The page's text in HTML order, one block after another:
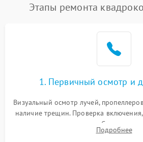
Этапы ремонта
1. Первичный осмотр и
Визуальный осмотр лучей,
наличие трещин. Проверка
передачи видеосигнала. Считывание
полетное ПО для определения
Подробнее